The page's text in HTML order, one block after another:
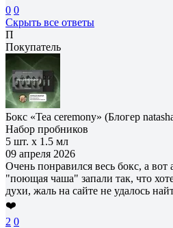
0 0
Скрыть все ответы
П
Покупатель
Бокс «Tea ceremony» (Блогер
Набор пробников
5 шт. х 1.5 мл
09 апреля 2026
Очень понравился весь бокс, а
"поющая чаша" запали так, что
духи, жаль на сайте не удалось
❤️
2 0